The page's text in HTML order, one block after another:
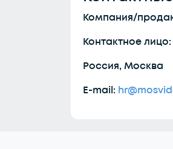
Компания/
Контактное
Россия, Москва
E-mail: